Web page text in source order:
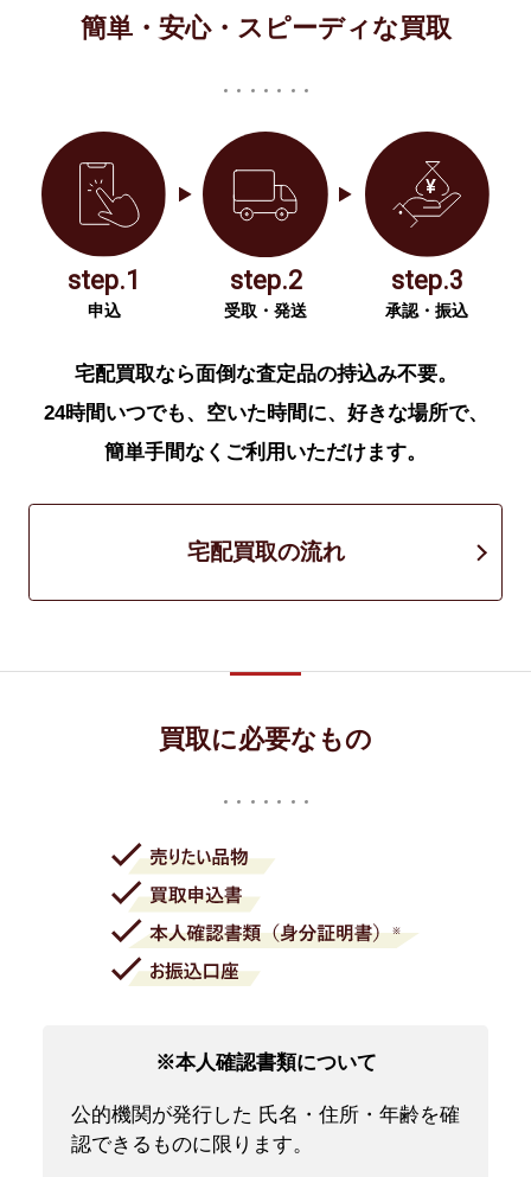
簡単・安心・スピーディな買取
step.1
申込
step.2
受取・発送
step.3
承認・振込
宅配買取なら面倒な査定品の持込み不要。
24時間いつでも、空いた時間に、好きな場所で、
簡単手間なくご利用いただけます。
宅配買取の流れ
買取に必要なもの
※本人確認書類について
公的機関が発行した 氏名・住所・年齢を確
認できるものに限ります。